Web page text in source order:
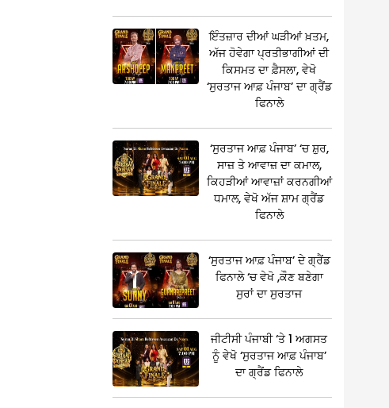
ਇੰਤਜ਼ਾਰ ਦੀਆਂ ਘੜੀਆਂ ਖ਼ਤਮ,
ਅੱਜ ਹੋਵੇਗਾ ਪ੍ਰਤੀਭਾਗੀਆਂ ਦੀ
ਕਿਸਮਤ ਦਾ ਫ਼ੈਸਲਾ, ਵੇਖੋ
‘ਸੁਰਤਾਜ ਆਫ਼ ਪੰਜਾਬ’ ਦਾ ਗ੍ਰੈਂਡ
ਫਿਨਾਲੇ
‘ਸੁਰਤਾਜ ਆਫ਼ ਪੰਜਾਬ’ ‘ਚ ਸ਼ੁਰ,
ਸਾਜ਼ ਤੇ ਆਵਾਜ਼ ਦਾ ਕਮਾਲ,
ਕਿਹੜੀਆਂ ਆਵਾਜ਼ਾਂ ਕਰਨਗੀਆਂ
ਧਮਾਲ, ਵੇਖੋ ਅੱਜ ਸ਼ਾਮ ਗ੍ਰੈਂਡ
ਫਿਨਾਲੇ
‘ਸੁਰਤਾਜ ਆਫ਼ ਪੰਜਾਬ’ ਦੇ ਗ੍ਰੈਂਡ
ਫਿਨਾਲੇ ‘ਚ ਵੇਖੋ ,ਕੌਣ ਬਣੇਗਾ
ਸੁਰਾਂ ਦਾ ਸੁਰਤਾਜ
ਜੀਟੀਸੀ ਪੰਜਾਬੀ ‘ਤੇ 1 ਅਗਸਤ
ਨੂੰ ਵੇਖੋ ‘ਸੁਰਤਾਜ ਆਫ਼ ਪੰਜਾਬ’
ਦਾ ਗ੍ਰੈਂਡ ਫਿਨਾਲੇ